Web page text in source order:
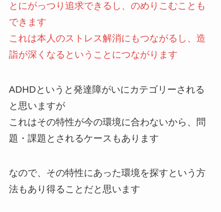
とにがっつり追求できるし、のめりこむことも
できます
これは本人のストレス解消にもつながるし、造
詣が深くなるということにつながります
ADHDというと発達障がいにカテゴリーされる
と思いますが
これはその特性が今の環境に合わないから、問
題・課題とされるケースもあります
なので、その特性にあった環境を探すという方
法もあり得ることだと思います